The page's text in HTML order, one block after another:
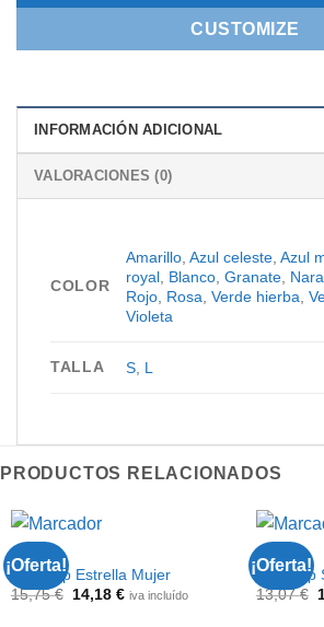
CUSTOMIZE
INFORMACIÓN ADICIONAL
VALORACIONES (0)
COLOR
Amarillo ,Azul celeste ,Azul
royal Blanco ,Granate
Rojo Rosa ,Verde hierba ,
Violeta
TALLA S L
PRODUCTOS RELACIONADOS
¡Oferta!
Polo Top Estrella Mujer
15,75€
El
14,18 €Eliva incluído
¡Oferta!
Polo Top
13,07€